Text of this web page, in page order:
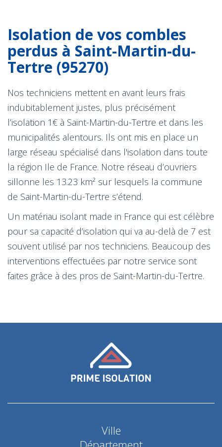
Isolation de vos combles
perdus à Saint-Martin-du-
Tertre (95270)
Nos techniciens mettent en avant leurs frais
indubitablement justes, plus précisément
l’isolation 1€ à Saint-Martin-du-Tertre et dans les
municipalités alentours. Ils ont mis en place un
large réseau spécialisé dans l'isolation dans toute
la région Ile de France. Notre réseau d’ouvriers
sillonne les 13.23 km² sur lesquels la commune
de Saint-Martin-du-Tertre s’étend.
Un matériau isolant made in France qui est célèbre
pour sa capacité d’isolation qui va au-delà de 7 est
souvent utilisé par nos techniciens. Beaucoup des
interventions effectuées par notre service sont
faites grâce à des pros de Saint-Martin-du-Tertre.
Ville